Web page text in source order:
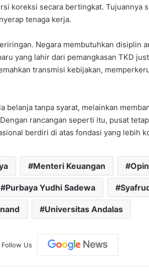
koreksi secara bertingkat. Tujuannya
tenaga kerja.
Negara membutuhkan disiplin
yang lahir dari pemangkasan TKD
transmisi kebijakan,
belanja tanpa syarat, melainkan
rancangan seperti itu, pusat
berdiri di atas fondasi yang lebih
Menteri Keuangan
Purbaya Yudhi Sadewa
Universitas Andalas
Follow Us